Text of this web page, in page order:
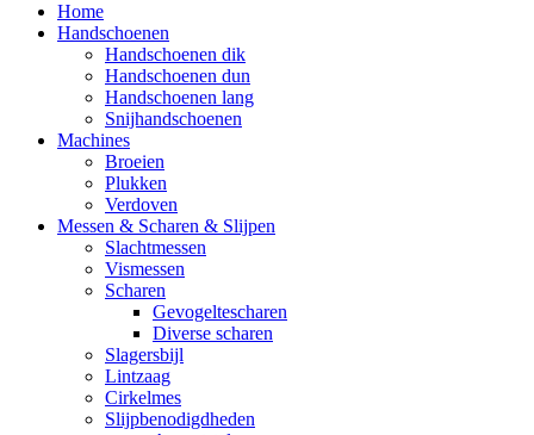
Home
Handschoenen
Handschoenen dik
Handschoenen dun
Handschoenen lang
Snijhandschoenen
Machines
Broeien
Plukken
Verdoven
Messen & Scharen & Slijpen
Slachtmessen
Vismessen
Scharen
Gevogeltescharen
Diverse scharen
Slagersbijl
Lintzaag
Cirkelmes
Slijpbenodigdheden